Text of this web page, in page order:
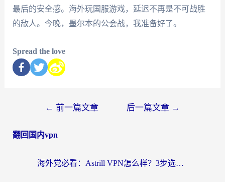
最后的安全感。海外玩国服游戏，延迟不再是不可战胜
的敌人。今晚，墨尔本的公会战，我准备好了。
Spread the love
← 前一篇文章 后一篇文章 →
翻回国内vpn
海外党必看：Astrill VPN怎么样？3步选对回国加速器实现无缝刷剧玩游戏